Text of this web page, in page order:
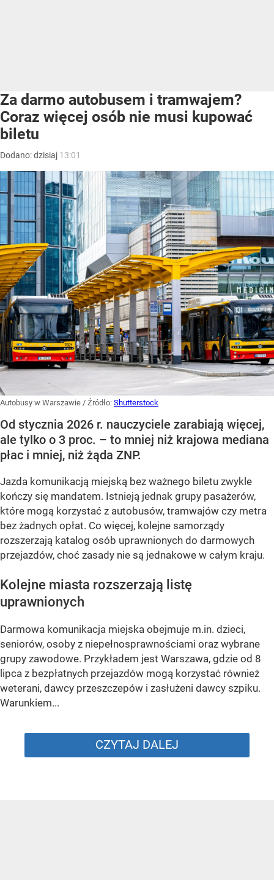
Za darmo autobusem i tramwajem?
Coraz więcej osób nie musi kupować
biletu
Dodano:dzisiaj 13:01
Autobusy w Warszawie / Źródło: Shutterstock
Od stycznia 2026 r. nauczyciele zarabiają więcej,
ale tylko o 3 proc. – to mniej niż krajowa mediana
płac i mniej, niż żąda ZNP.
Jazda komunikacją miejską bez ważnego biletu zwykle
kończy się mandatem. Istnieją jednak grupy pasażerów,
które mogą korzystać z autobusów, tramwajów czy metra
bez żadnych opłat. Co więcej, kolejne samorządy
rozszerzają katalog osób uprawnionych do darmowych
przejazdów, choć zasady nie są jednakowe w całym kraju.
Kolejne miasta rozszerzają listę
uprawnionych
Darmowa komunikacja miejska obejmuje m.in. dzieci,
seniorów, osoby z niepełnosprawnościami oraz wybrane
grupy zawodowe. Przykładem jest Warszawa, gdzie od 8
lipca z bezpłatnych przejazdów mogą korzystać również
weterani, dawcy przeszczepów i zasłużeni dawcy szpiku.
Warunkiem...
CZYTAJ DALEJ